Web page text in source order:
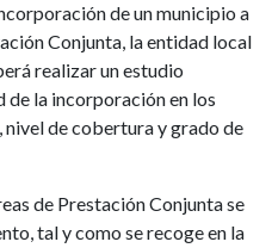
de un municipio a
Conjunta, la entidad local
realizar un estudio
de la incorporación en los
de cobertura y grado de
de Prestación Conjunta se
tal y como se recoge en la